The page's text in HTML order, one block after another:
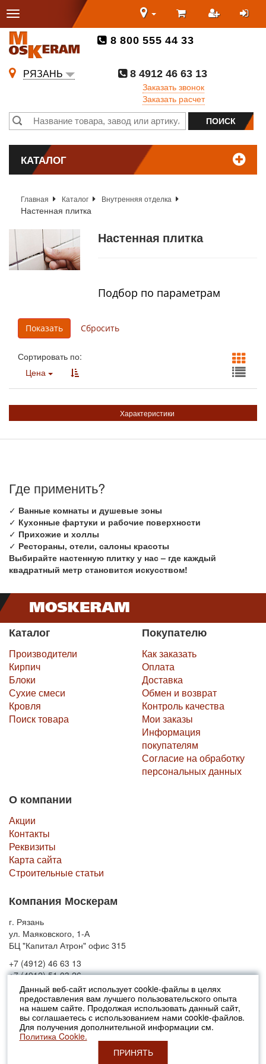
Данный веб-сайт использует cookie-файлы в целях
предоставления вам лучшего пользовательского опыта
на нашем сайте. Продолжая использовать данный сайт,
вы соглашаетесь с использованием нами cookie-файлов.
Для получения дополнительной информации см.
Политика Cookie.
ПРИНЯТЬ
8 800 555 44 33
РЯЗАНЬ
8 4912 46 63 13
Заказать звонок
Заказать расчет
КАТАЛОГ
Главная Каталог Внутренняя отделка
Настенная плитка
Настенная плитка
Подбор по параметрам
Сортировать по:
Цена
Характеристики
Где применить?
✓ Ванные комнаты и душевые зоны
✓ Кухонные фартуки и рабочие поверхности
✓ Прихожие и холлы
✓ Рестораны, отели, салоны красоты
Выбирайте настенную плитку у нас – где каждый
квадратный метр становится искусством!
Каталог
Производители
Кирпич
Блоки
Сухие смеси
Кровля
Поиск товара
Покупателю
Как заказать
Оплата
Доставка
Обмен и возврат
Контроль качества
Мои заказы
Информация
покупателям
Согласие на обработку
персональных данных
О компании
Акции
Контакты
Реквизиты
Карта сайта
Строительные статьи
Компания Москерам
г. Рязань
ул. Маяковского, 1-А
БЦ "Капитал Атрон" офис 315
+7 (4912) 46 63 13
+7 (4912) 51 03 26
© 2010-2026 Москерам
Указанные на сайте цены не являются публичной офертой (ст.435 ГК
РФ).
Стоимость и наличие товара просьба уточнять в офисах продаж....